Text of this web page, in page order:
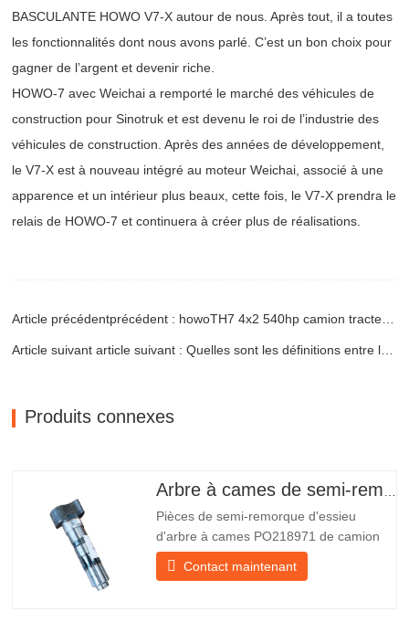
BASCULANTE HOWO V7-X autour de nous. Après tout, il a toutes
les fonctionnalités dont nous avons parlé. C’est un bon choix pour
gagner de l’argent et devenir riche.
HOWO-7 avec Weichai a remporté le marché des véhicules de
construction pour Sinotruk et est devenu le roi de l’industrie des
véhicules de construction. Après des années de développement,
le V7-X est à nouveau intégré au moteur Weichai, associé à une
apparence et un intérieur plus beaux, cette fois, le V7-X prendra le
relais de HOWO-7 et continuera à créer plus de réalisations.
Article précédentprécédent : howoTH7 4x2 540hp camion tracteur avec AMT, forte puissance
Article suivant article suivant : Quelles sont les définitions entre les semi-remorques et les remorques complètes
Produits connexes
Arbre à cames de semi-remorque
Pièces de semi-remorque d'essieu
d'arbre à cames PO218971 de camion
chinois à vendre Caractéristiques Produit
Pièces de rechange pour remorque
Contact maintenant